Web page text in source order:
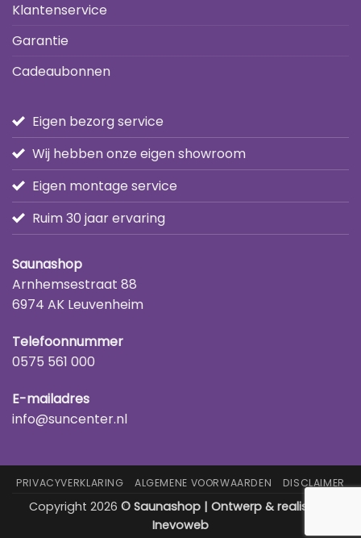
Klantenservice
Garantie
Cadeaubonnen
Eigen bezorg service
Wij hebben onze eigen showroom
Eigen montage service
Ruim 30 jaar ervaring
Saunashop
Arnhemsestraat 88
6974 AK Leuvenheim
Telefoonnummer
0575 561 000
E-mailadres
info@suncenter.nl
PRIVACYVERKLARING ALGEMENE VOORWAARDEN DISCLAIMER
Copyright 2026 © Saunashop | Ontwerp & realisatie:
Inevoweb